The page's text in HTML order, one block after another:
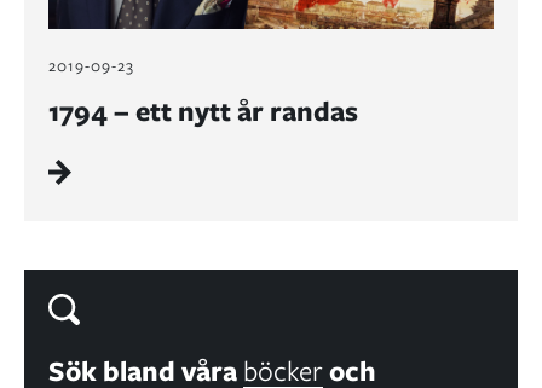
2019-09-23
1794 – ett nytt år randas
Sök bland våraböckeroch